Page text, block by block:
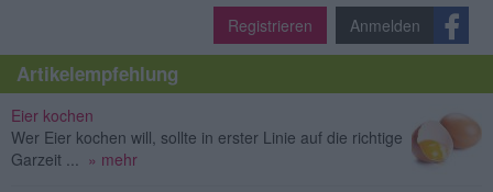
Registrieren Anmelden
Artikelempfehlung
Eier kochen
Wer Eier kochen will, sollte in erster Linie auf die richtige
Garzeit ...
» mehr